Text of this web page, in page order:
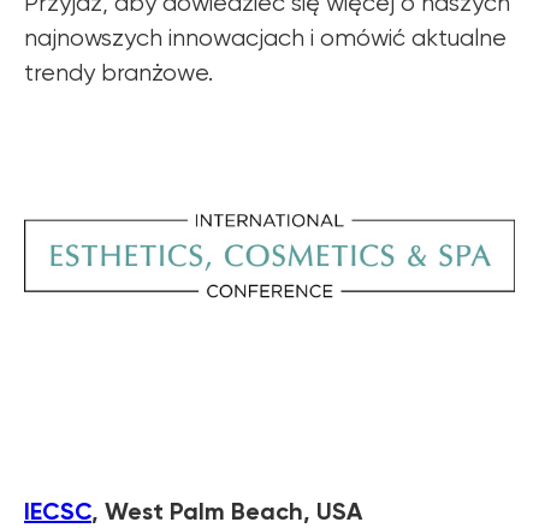
najnowszych innowacjach i omówić aktualne
trendy branżowe.
IECSC, West Palm Beach, USA